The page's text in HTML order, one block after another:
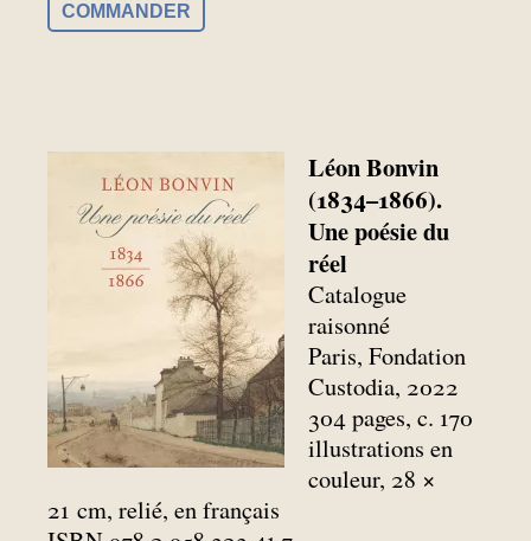
COMMANDER
Léon Bonvin
(1834–1866).
Une poésie du
réel
Catalogue
raisonné
Paris, Fondation
Custodia, 2022
304 pages, c. 170
illustrations en
couleur, 28 ×
21 cm, relié, en français